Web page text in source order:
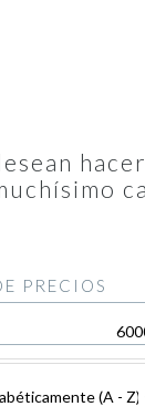
PRECIOS